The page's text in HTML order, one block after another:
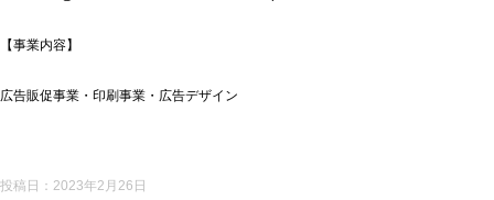
【事業内容】
広告販促事業・印刷事業・広告デザイン
投稿日： 2023年2月26日